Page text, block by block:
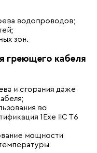
водопроводов;
зон.
греющего кабеля
и сгорания даже
во
1Ехе IIC T6
мощности